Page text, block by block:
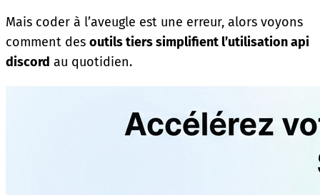
Mais coder à l’aveugle est une erreur, alors voyons
comment des outils tiers simplifient l’utilisation api
discord au quotidien.